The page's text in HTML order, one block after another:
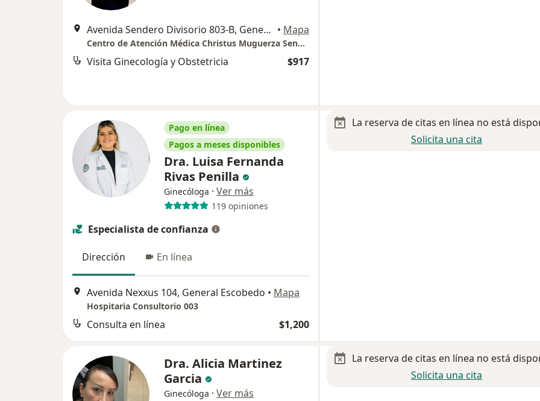
Avenida Sendero Divisorio 803-B, General Escobedo • Mapa
Centro de Atención Médica Christus Muguerza Sendero
Visita Ginecología y Obstetricia $917
Pago en línea
Pagos a meses disponibles
Dra. Luisa Fernanda
Rivas Penilla
Ginecóloga · Ver más
119 opiniones
Especialista de confianza
Dirección En línea
Avenida Nexxus 104, General Escobedo • Mapa
Hospitaria Consultorio 003
Consulta en línea $1,200
La reserva de citas en línea no está
Solicita una cita
Dra. Alicia Martinez
Garcia
Ginecóloga · Ver más
La reserva de citas en línea no está
Solicita una cita